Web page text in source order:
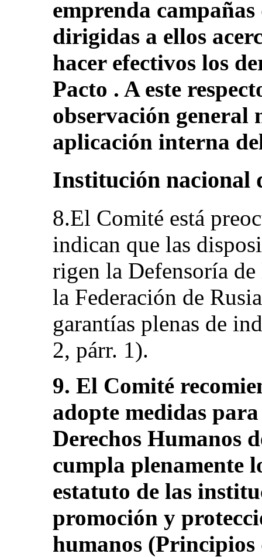
emprenda
dirigidas a ellos
hacer efectivos los
Pacto . A este
observación general
aplicación interna
Institución nacional
8.El Comité está
indican que las
rigen la Defensoría
la Federación de
garantías plenas de
2, párr. 1).
9. El Comité
adopte medidas
Derechos Humanos
cumpla plenamente
estatuto de las
promoción y
humanos (Principios